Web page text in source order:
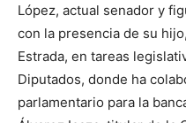
López, actual senador y
con la presencia de su
Estrada, en tareas
Diputados, donde ha
parlamentario para la